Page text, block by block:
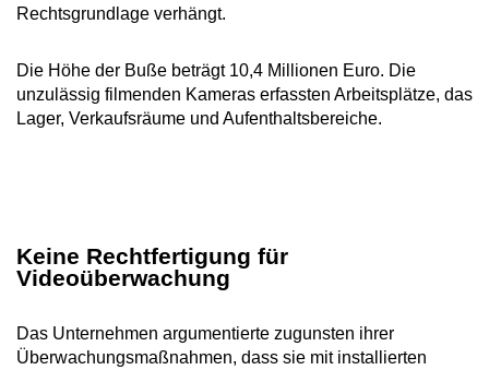
Rechtsgrundlage verhängt.
Die Höhe der Buße beträgt 10,4 Millionen Euro. Die
unzulässig filmenden Kameras erfassten Arbeitsplätze, das
Lager, Verkaufsräume und Aufenthaltsbereiche.
Keine Rechtfertigung für
Videoüberwachung
Das Unternehmen argumentierte zugunsten ihrer
Überwachungsmaßnahmen, dass sie mit installierten